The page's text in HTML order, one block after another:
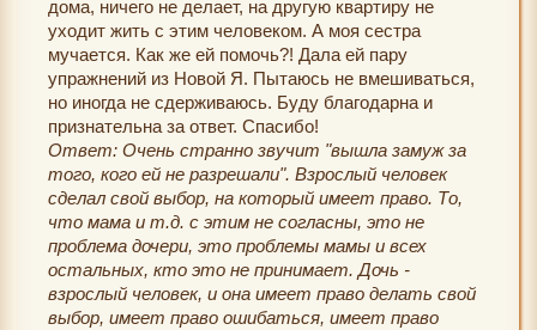
дома, ничего не делает, на другую квартиру не
уходит жить с этим человеком. А моя сестра
мучается. Как же ей помочь?! Дала ей пару
упражнений из Новой Я. Пытаюсь не вмешиваться,
но иногда не сдерживаюсь. Буду благодарна и
признательна за ответ. Спасибо!
Ответ: Очень странно звучит "вышла замуж за
того, кого ей не разрешали". Взрослый человек
сделал свой выбор, на который имеет право. То,
что мама и т.д. с этим не согласны, это не
проблема дочери, это проблемы мамы и всех
остальных, кто это не принимает. Дочь -
взрослый человек, и она имеет право делать свой
выбор, имеет право ошибаться, имеет право